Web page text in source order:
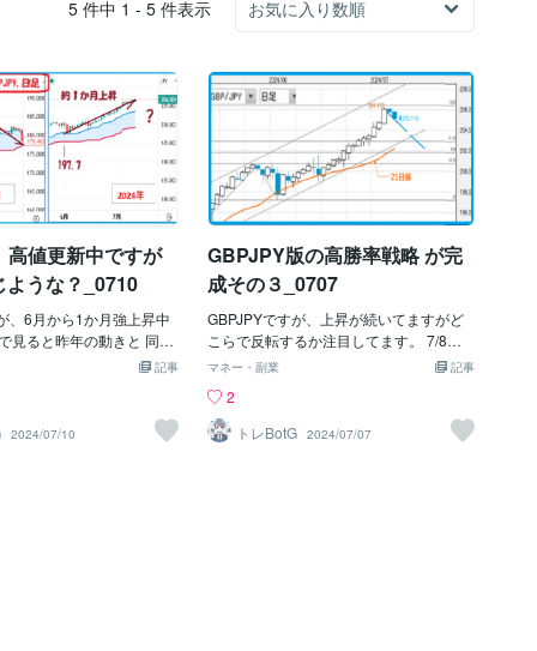
5 件中 1 - 5 件表示
高値更新中ですが
ような？_0710
、6月から1か月強上昇中
見ると昨年の動きと 同じ
じられます。昨年は上昇
さて、今年はどこで反転
ます。 前回の_0707版で
日足確定前に「日足の動
記事
2024/07/10
GBPJPY版の高勝率戦略 が完
成その３_0707
GBPJPYですが、上昇が続いてますがど
こらで反転するか注目してます。 7/8～
からのポンド/円ですが、上昇チャネルに
との乖離も進んでます。日足の動きは乖
離が縮小に動く気配です。このラインを
下回った場合、次は202～200円を視界に
記事
マネー・副業
2
トレBotG 2024/07/07